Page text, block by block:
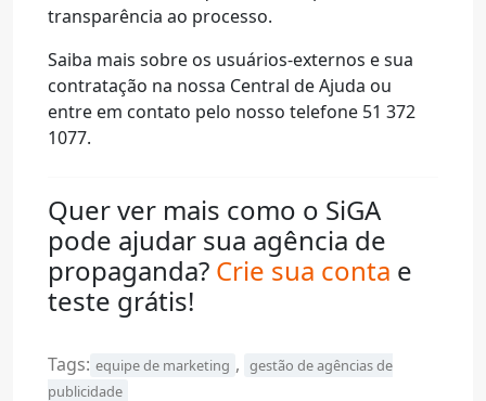
transparência ao processo.
Saiba mais sobre os usuários-externos e sua
contratação na nossa Central de Ajuda ou
entre em contato pelo nosso telefone 51 372
1077.
Quer ver mais como o SiGA
pode ajudar sua agência de
propaganda? Crie sua conta e
teste grátis!
Tags: equipe de marketing , gestão de agências de
publicidade